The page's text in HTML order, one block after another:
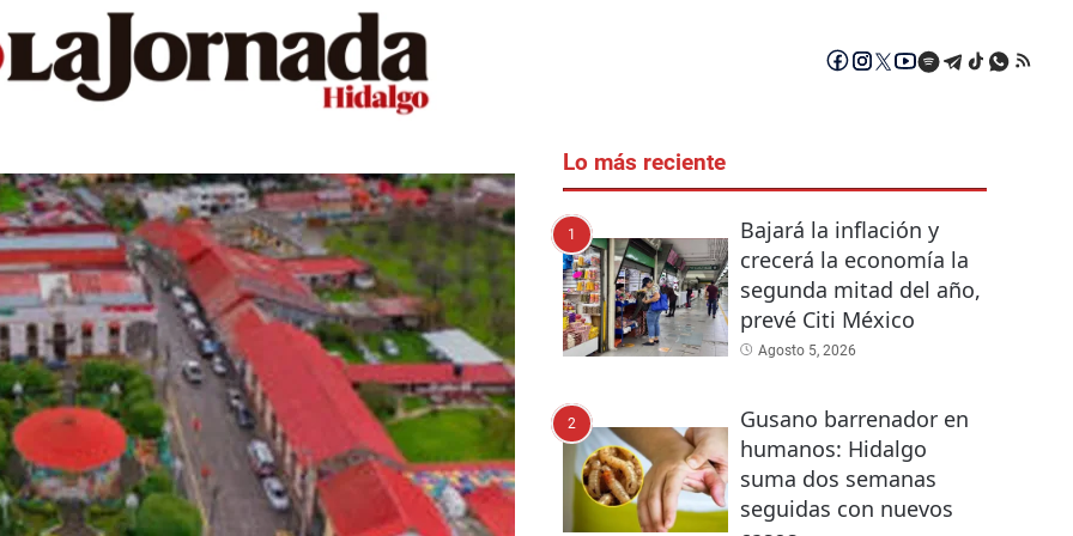
Lo más reciente
1
Bajará la inflación y
crecerá la economía la
segunda mitad del año,
prevé Citi México
Agosto 5, 2026
2
Gusano barrenador en
humanos: Hidalgo
suma dos semanas
seguidas con nuevos